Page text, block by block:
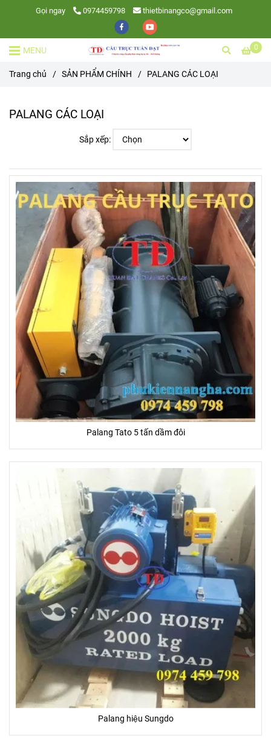
Gọi ngay 0974459798 thietbinangco@gmail.com
0
MENU
Trang chủ / SẢN PHẨM CHÍNH / PALANG CÁC LOẠI
PALANG CÁC LOẠI
Sắp xếp:
Palang Tato 5 tấn dầm đôi
Palang hiệu Sungdo